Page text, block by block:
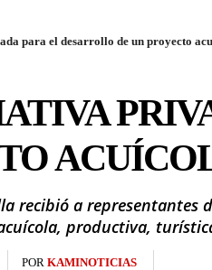
para el desarrollo de un proyecto
recibió a
productiva,
POR KAMINOTICIAS